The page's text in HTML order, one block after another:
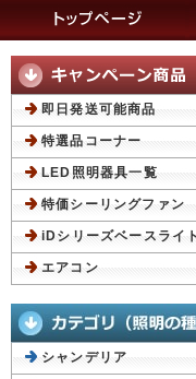
即日発送可能商品
特選品コーナー
LED照明器具一覧
特価シーリングファン
iDシリーズベースライト
エアコン
シャンデリア